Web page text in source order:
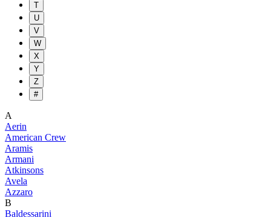
T
U
V
W
X
Y
Z
#
A
Aerin
American Crew
Aramis
Armani
Atkinsons
Avela
Azzaro
B
Baldessarini